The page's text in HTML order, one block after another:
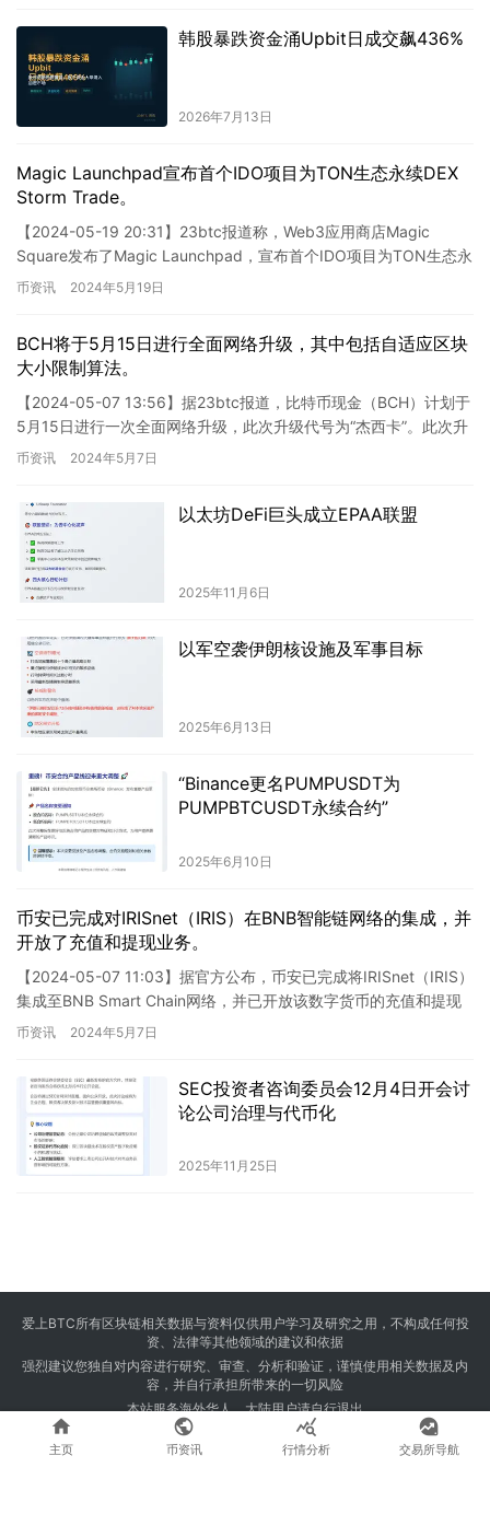
持乐观态度。
韩股暴跌资金涌Upbit日成交飙436%
2026年7月13日
Magic Launchpad宣布首个IDO项目为TON生态永续DEX
Storm Trade。
【2024-05-19 20:31】23btc报道称，Web3应用商店Magic
Square发布了Magic Launchpad，宣布首个IDO项目为TON生态永
续DEX Sto…
币资讯 2024年5月19日
BCH将于5月15日进行全面网络升级，其中包括自适应区块
大小限制算法。
【2024-05-07 13:56】据23btc报道，比特币现金（BCH）计划于
5月15日进行一次全面网络升级，此次升级代号为“杰西卡”。此次升
级包含了自适应区块大小限制算法（AB…
币资讯 2024年5月7日
以太坊DeFi巨头成立EPAA联盟
2025年11月6日
以军空袭伊朗核设施及军事目标
2025年6月13日
“Binance更名PUMPUSDT为
PUMPBTCUSDT永续合约”
2025年6月10日
币安已完成对IRISnet（IRIS）在BNB智能链网络的集成，并
开放了充值和提现业务。
【2024-05-07 11:03】据官方公布，币安已完成将IRISnet（IRIS）
集成至BNB Smart Chain网络，并已开放该数字货币的充值和提现
服务。 这是一则非常重…
币资讯 2024年5月7日
SEC投资者咨询委员会12月4日开会讨
论公司治理与代币化
2025年11月25日
爱上BTC所有区块链相关数据与资料仅供用户学习及研究之用，不构成任何投
资、法律等其他领域的建议和依据
强烈建议您独自对内容进行研究、审查、分析和验证，谨慎使用相关数据及内
容，并自行承担所带来的一切风险
本站服务海外华人，大陆用户请自行退出
Copyright © 2024 爱上BTC 版权所有 Powered by
23btc.com

主页

币资讯

行情分析

交易所导航